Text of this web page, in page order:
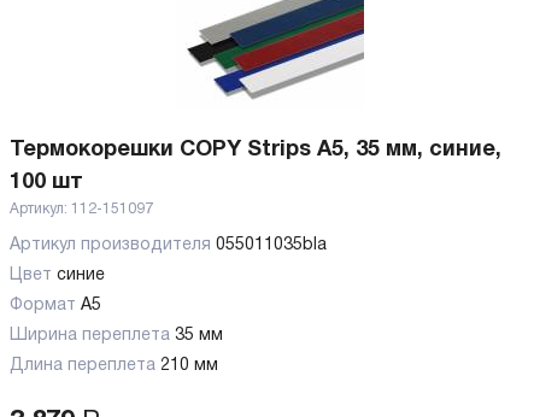
Термокорешки COPY Strips A5, 35 мм, синие,
100 шт
Артикул: 112-151097
Артикул производителя 055011035bla
Цвет синие
Формат A5
Ширина переплета 35 мм
Длина переплета 210 мм